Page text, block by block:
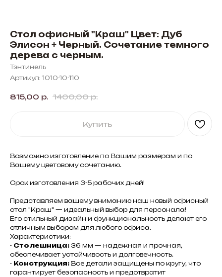
Стол офисный "Краш" Цвет: Дуб
Элисон + Черный. Сочетание темного
дерева с черным.
Тэнтинель
Артикул: 1010-10-110
815,00 р. 1400,00 р.
Купить
Возможно изготовление по Вашим размерам и по
Вашему цветовому сочетанию.
Срок изготовления 3-5 рабочих дней!
Представляем вашему вниманию наш новый офисный
стол "Краш" — идеальный выбор для персонала!
Его стильный дизайн и функциональность делают его
отличным выбором для любого офиса.
Характеристики:
- Столешница: 36 мм — надежная и прочная,
обеспечивает устойчивость и долговечность.
- Конструкция: Все детали защищены по кругу, что
гарантирует безопасность и предотвратит